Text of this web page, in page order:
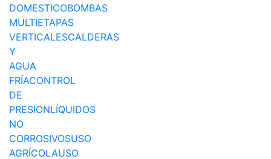
DOMESTICOBOMBAS
MULTIETAPAS
VERTICALESCALDERAS
Y
AGUA
FRÍACONTROL
DE
PRESIONLÍQUIDOS
NO
CORROSIVOSUSO
AGRÍCOLAUSO